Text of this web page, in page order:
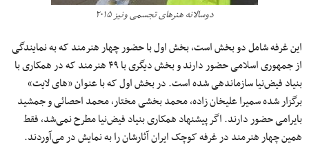
دوسالانه هنرهای تجسمی ونیز ۲۰۱۵
این غرفه شامل دو بخش است، بخش اول با حضور چهار هنرمند که به نمایندگی
از جمهوری اسلامی حضور دارند و بخش دیگری با ۴۹ هنرمند که در همکاری با
بنیاد فیض‌نیا سازماندهی شده است. در بخش اول که با عنوان «های لایت»
برگزار شده سمیرا علیخان زاده، محمد بخشی مختار، محمد احصائی و جمشید
بایرامی حضور دارند. اگر پیشنهاد همکاری بنیاد فیض‌نیا مطرح نمی‌شد، فقط
همین چهار هنرمند در غرفه کوچک ایران آثارشان را به نمایش در می‌آوردند.